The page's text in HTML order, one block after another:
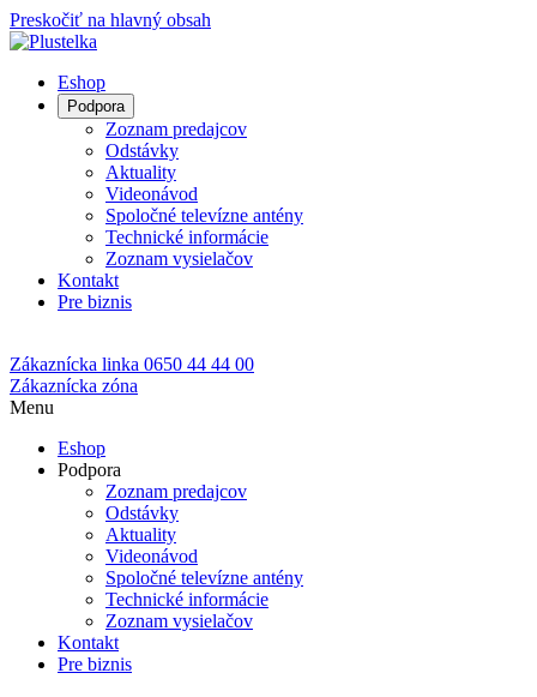
Preskočiť na hlavný obsah
Eshop
Podpora
Zoznam predajcov
Odstávky
Aktuality
Videonávod
Spoločné televízne antény
Technické informácie
Zoznam vysielačov
Kontakt
Pre biznis
Zákaznícka linka 0650 44 44 00
Zákaznícka zóna
Menu
Eshop
Podpora
Zoznam predajcov
Odstávky
Aktuality
Videonávod
Spoločné televízne antény
Technické informácie
Zoznam vysielačov
Kontakt
Pre biznis